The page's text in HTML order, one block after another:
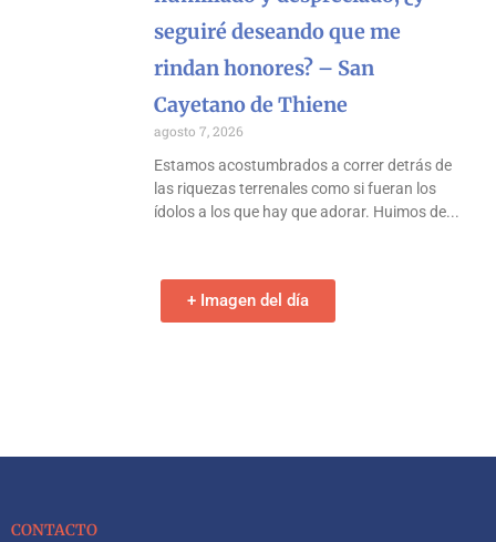
seguiré deseando que me
rindan honores? – San
Cayetano de Thiene
agosto 7, 2026
Estamos acostumbrados a correr detrás de
las riquezas terrenales como si fueran los
ídolos a los que hay que adorar. Huimos de
+ Imagen del día
CONTACTO